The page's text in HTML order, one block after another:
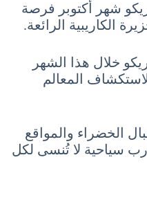
شهر أكتوبر فرصة
الكاريبية الرائعة.
خلال هذا الشهر
المعالم
الخضراء والمواقع
سياحية لا تُنسى لكل